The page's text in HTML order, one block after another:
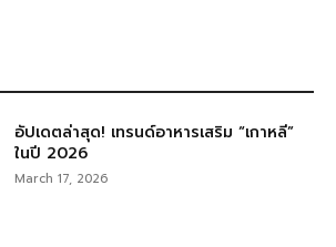
อัปเดตล่าสุด! เทรนด์อาหารเสริม “เกาหลี”
ในปี 2026
March 17, 2026